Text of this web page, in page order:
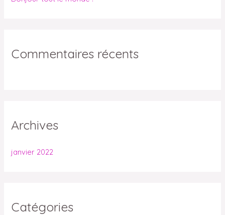
Commentaires récents
Archives
janvier 2022
Catégories